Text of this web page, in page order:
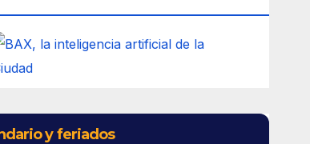
y feriados